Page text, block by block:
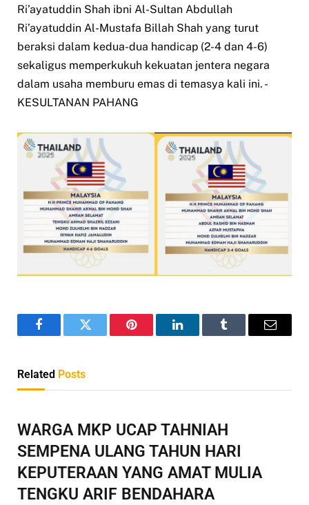
Ri’ayatuddin Shah ibni Al-Sultan Abdullah
Ri’ayatuddin Al-Mustafa Billah Shah yang turut
beraksi dalam kedua-dua handicap (2-4 dan 4-6)
sekaligus memperkukuh kekuatan jentera negara
dalam usaha memburu emas di temasya kali ini. -
KESULTANAN PAHANG
FacebookTwitter Pinterest LinkedInTumblr Email
Related Posts
WARGA MKP UCAP TAHNIAH
SEMPENA ULANG TAHUN HARI
KEPUTERAAN YANG AMAT MULIA
TENGKU ARIF BENDAHARA